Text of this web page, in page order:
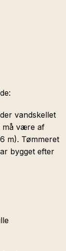
vandskellet
må være af
m). Tømmeret
bygget efter